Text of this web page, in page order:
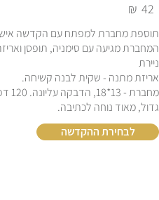
₪ 42
תוספת מחברת למפתח עם הקדשה
המחברת מגיעה עם סימניה, תופסן
ניירת
אריזת מתנה - שקית לבנה קשיחה.
גדול, מאוד נוחה לכתיבה.
לבחירת ההקדשה